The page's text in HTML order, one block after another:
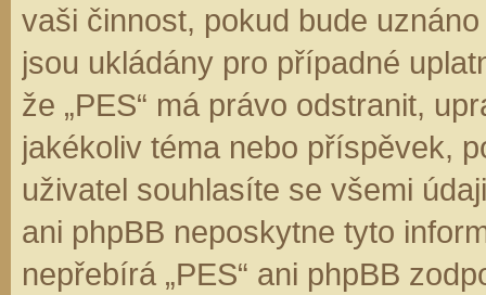
vaši činnost, pokud bude
jsou ukládány pro případné
že „PES“ má právo odstranit,
jakékoliv téma nebo příspěvek,
uživatel souhlasíte se všemi
ani phpBB neposkytne tyto
nepřebírá „PES“ ani phpBB